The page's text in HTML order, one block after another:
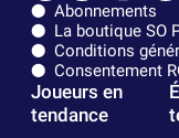
Abonnements
La boutique SO
Conditions
Consentement
Joueurs en
tendance